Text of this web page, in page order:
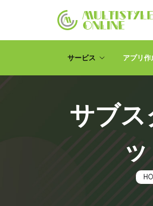
サービス アプリ作
サブ